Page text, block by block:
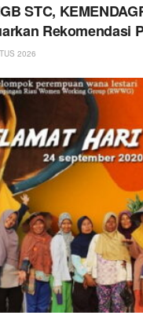
STC,
Rekomendasi
2026